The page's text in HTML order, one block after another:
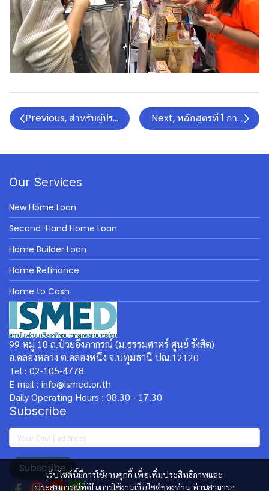
Previous, สำหรับผู้ประกอบการด้านการศึกษา ร่วมออกบูธใน
Next, หลักสูตรที่ 1 การตั้งตำ
เว็บไซต์นี้มีการใช้งานคุกกี้ เพื่อเพิ่มประสิทธิภาพและ
ประสบการณ์ที่ดีในการใช้งานเว็บไซต์ของท่าน ท่านสามารถ
Our Services
New Home Loan
Second-Hand Home Loan
Home Builder Loan
Home Refinance
Home to Cash
99 หมู่ 18 ถ.ป๋วยอึ๊งภากรณ์ (ม.ธรรมศาตร์ ศูนย์ รังสิต)
อ.คลองหลวง ต.คลองหนึ่ง จ.ปทุมธานี ปณ.12120
Tel : 02-105-4778
E-mail : info@ismed.or.th
Daily Operating Hours : 08.30 - 17.30
Subscribe
Subscribe